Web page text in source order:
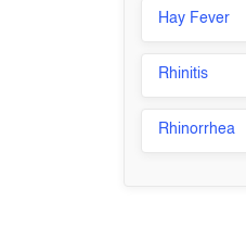
Hay Fever
Rhinitis
Rhinorrhea